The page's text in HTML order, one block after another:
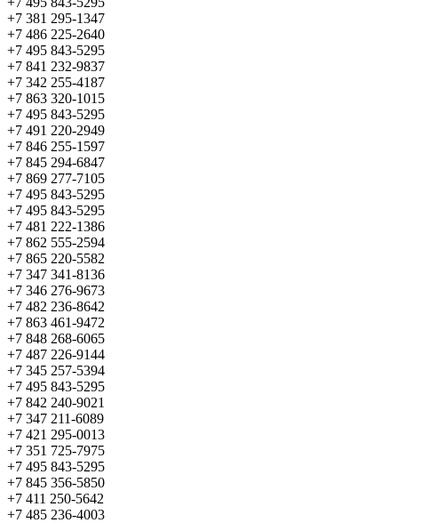
+7 381 295-1347
+7 486 225-2640
+7 495 843-5295
+7 841 232-9837
+7 342 255-4187
+7 863 320-1015
+7 495 843-5295
+7 491 220-2949
+7 846 255-1597
+7 845 294-6847
+7 869 277-7105
+7 495 843-5295
+7 495 843-5295
+7 481 222-1386
+7 862 555-2594
+7 865 220-5582
+7 347 341-8136
+7 346 276-9673
+7 482 236-8642
+7 863 461-9472
+7 848 268-6065
+7 487 226-9144
+7 345 257-5394
+7 495 843-5295
+7 842 240-9021
+7 347 211-6089
+7 421 295-0013
+7 351 725-7975
+7 495 843-5295
+7 845 356-5850
+7 411 250-5642
+7 485 236-4003